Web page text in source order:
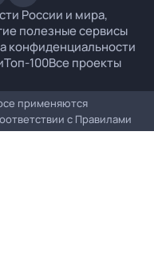
России и мира,
полезные сервисы
конфиденциальности
Топ-100Все проекты
применяются
с Правилами